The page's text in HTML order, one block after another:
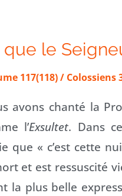
que le
117(118) / Colossiens
avons chanté la
l’Exsultet. Dans
que « c’est cette
et est ressuscité
la plus belle